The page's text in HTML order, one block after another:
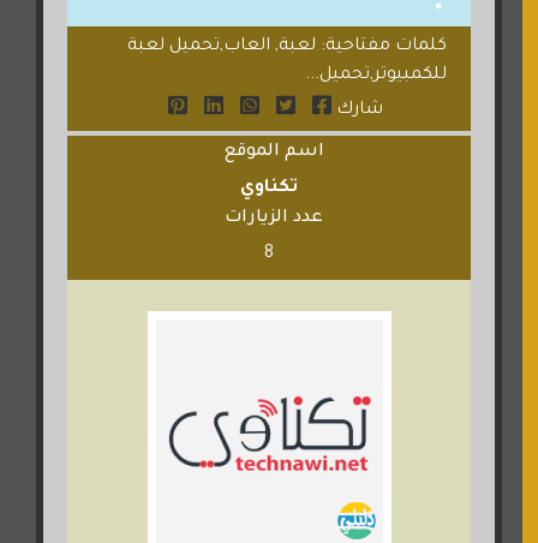
كلمات مفتاحية: لعبة, العاب,تحميل لعبة
للكمبيوتر,تحميل...
شارك
اسم الموقع
تكناوي
عدد الزيارات
8